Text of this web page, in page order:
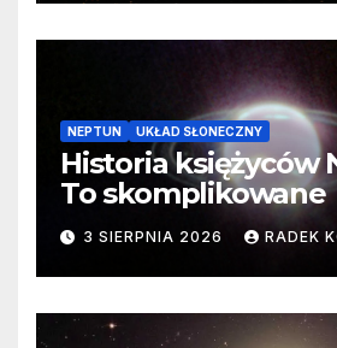
NEPTUN UKŁAD SŁONECZNY
Historia księżyców
To skomplikowane
3 SIERPNIA 2026 RADEK